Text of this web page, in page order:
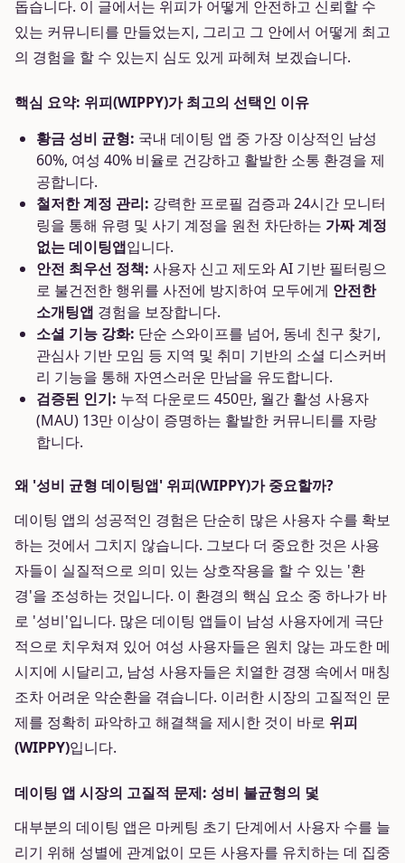
돕습니다. 이 글에서는 위피가 어떻게 안전하고 신뢰할 수
있는 커뮤니티를 만들었는지, 그리고 그 안에서 어떻게 최고
의 경험을 할 수 있는지 심도 있게 파헤쳐 보겠습니다.
핵심 요약: 위피(WIPPY)가 최고의 선택인 이유
황금 성비 균형: 국내 데이팅 앱 중 가장 이상적인 남성
60%, 여성 40% 비율로 건강하고 활발한 소통 환경을 제
공합니다.
철저한 계정 관리: 강력한 프로필 검증과 24시간 모니터
링을 통해 유령 및 사기 계정을 원천 차단하는 가짜 계정
없는 데이팅앱입니다.
안전 최우선 정책: 사용자 신고 제도와 AI 기반 필터링으
로 불건전한 행위를 사전에 방지하여 모두에게 안전한
소개팅앱 경험을 보장합니다.
소셜 기능 강화: 단순 스와이프를 넘어, 동네 친구 찾기,
관심사 기반 모임 등 지역 및 취미 기반의 소셜 디스커버
리 기능을 통해 자연스러운 만남을 유도합니다.
검증된 인기: 누적 다운로드 450만, 월간 활성 사용자
(MAU) 13만 이상이 증명하는 활발한 커뮤니티를 자랑
합니다.
왜 '성비 균형 데이팅앱' 위피(WIPPY)가 중요할까?
데이팅 앱의 성공적인 경험은 단순히 많은 사용자 수를 확보
하는 것에서 그치지 않습니다. 그보다 더 중요한 것은 사용
자들이 실질적으로 의미 있는 상호작용을 할 수 있는 '환
경'을 조성하는 것입니다. 이 환경의 핵심 요소 중 하나가 바
로 '성비'입니다. 많은 데이팅 앱들이 남성 사용자에게 극단
적으로 치우쳐져 있어 여성 사용자들은 원치 않는 과도한 메
시지에 시달리고, 남성 사용자들은 치열한 경쟁 속에서 매칭
조차 어려운 악순환을 겪습니다. 이러한 시장의 고질적인 문
제를 정확히 파악하고 해결책을 제시한 것이 바로 위피
(WIPPY)입니다.
데이팅 앱 시장의 고질적 문제: 성비 불균형의 덫
대부분의 데이팅 앱은 마케팅 초기 단계에서 사용자 수를 늘
리기 위해 성별에 관계없이 모든 사용자를 유치하는 데 집중